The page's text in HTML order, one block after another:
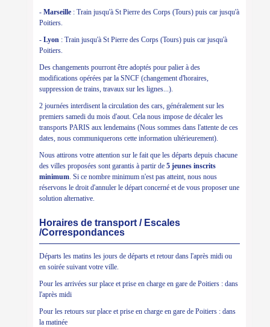
- Marseille : Train jusqu'à St Pierre des Corps (Tours) puis car jusqu'à
Poitiers.
- Lyon : Train jusqu'à St Pierre des Corps (Tours) puis car jusqu'à
Poitiers.
Des changements pourront être adoptés pour palier à des
modifications opérées par la SNCF (changement d'horaires,
suppression de trains, travaux sur les lignes...).
2 journées interdisent la circulation des cars, généralement sur les
premiers samedi du mois d'aout. Cela nous impose de décaler les
transports PARIS aux lendemains (Nous sommes dans l'attente de ces
dates, nous communiquerons cette information ultérieurement).
Nous attirons votre attention sur le fait que les départs depuis chacune
des villes proposées sont garantis à partir de 5 jeunes inscrits
minimum. Si ce nombre minimum n'est pas atteint, nous nous
réservons le droit d'annuler le départ concerné et de vous proposer une
solution alternative.
Horaires de transport / Escales
/Correspondances
Départs les matins les jours de départs et retour dans l'après midi ou
en soirée suivant votre ville.
Pour les arrivées sur place et prise en charge en gare de Poitiers : dans
l'après midi
Pour les retours sur place et prise en charge en gare de Poitiers : dans
la matinée